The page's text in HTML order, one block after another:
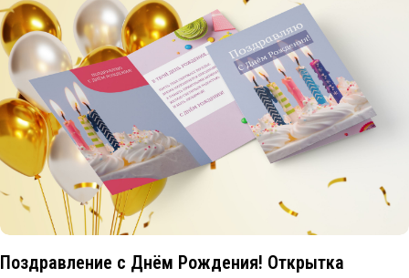
Поздравление с Днём Рождения! Открытка